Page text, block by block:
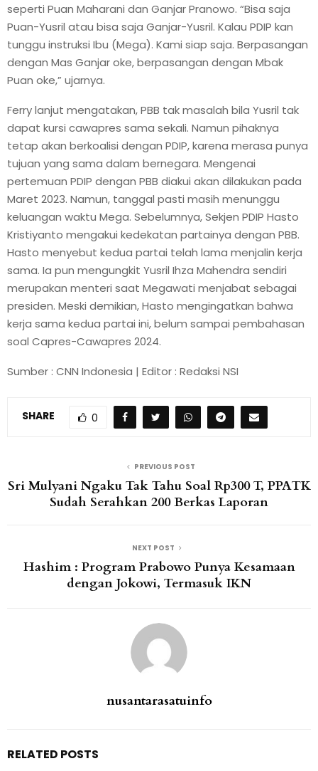
seperti Puan Maharani dan Ganjar Pranowo. “Bisa saja
Puan-Yusril atau bisa saja Ganjar-Yusril. Kalau PDIP kan
tunggu instruksi Ibu (Mega). Kami siap saja. Berpasangan
dengan Mas Ganjar oke, berpasangan dengan Mbak
Puan oke,” ujarnya.
Ferry lanjut mengatakan, PBB tak masalah bila Yusril tak
dapat kursi cawapres sama sekali. Namun pihaknya
tetap akan berkoalisi dengan PDIP, karena merasa punya
tujuan yang sama dalam bernegara. Mengenai
pertemuan PDIP dengan PBB diakui akan dilakukan pada
Maret 2023. Namun, tanggal pasti masih menunggu
keluangan waktu Mega. Sebelumnya, Sekjen PDIP Hasto
Kristiyanto mengakui kedekatan partainya dengan PBB.
Hasto menyebut kedua partai telah lama menjalin kerja
sama. Ia pun mengungkit Yusril Ihza Mahendra sendiri
merupakan menteri saat Megawati menjabat sebagai
presiden. Meski demikian, Hasto mengingatkan bahwa
kerja sama kedua partai ini, belum sampai pembahasan
soal Capres-Cawapres 2024.
Sumber : CNN Indonesia | Editor : Redaksi NSI
SHARE 0
PREVIOUS POST
Sri Mulyani Ngaku Tak Tahu Soal Rp300 T, PPATK
Sudah Serahkan 200 Berkas Laporan
NEXT POST
Hashim : Program Prabowo Punya Kesamaan
dengan Jokowi, Termasuk IKN
nusantarasatuinfo
RELATED POSTS